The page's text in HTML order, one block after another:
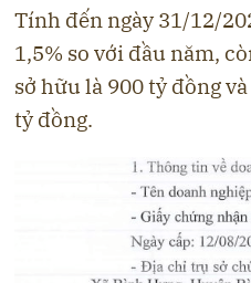
Tính đến ngày 31/12/
1,5% so với đầu năm,
sở hữu là 900 tỷ đồng
tỷ đồng.